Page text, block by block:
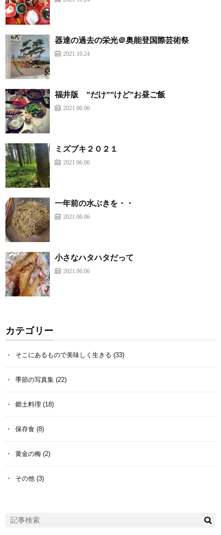
器達の過去の栄光＠奥能登国際芸術祭
2021.10.24
福井版 ”だけ””けど”お昼ご飯
2021.06.06
ミズブキ２０２１
2021.06.06
一年前の水ぶきを・・
2021.06.06
小さなハタハタだって
2021.06.06
カテゴリー
そこにあるもので美味しく生きる (33)
季節の写真集 (22)
郷土料理 (18)
保存食 (8)
黄金の梅 (2)
その他 (3)